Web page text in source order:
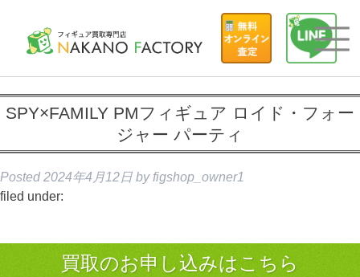
SPY×FAMILY PMフィギュア ロイド・フォー
ジャー パーティ
Posted 2024年4月12日 by figshop_owner1
filed under:
買取のお申し込みはこちら